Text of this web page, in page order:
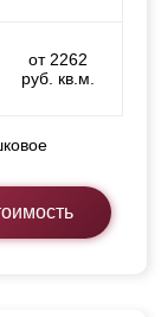
от 2262
руб. кв.м.